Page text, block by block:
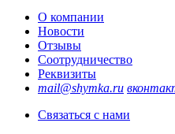
О компании
Новости
Отзывы
Соотрудничество
Реквизиты
mail@shymka.ru
Связаться с нами